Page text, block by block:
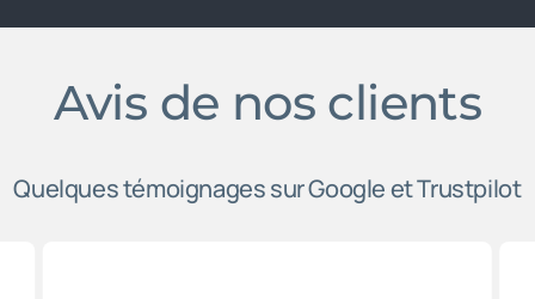
Avis de nos clients
Quelques témoignages sur Google et Trustpilot